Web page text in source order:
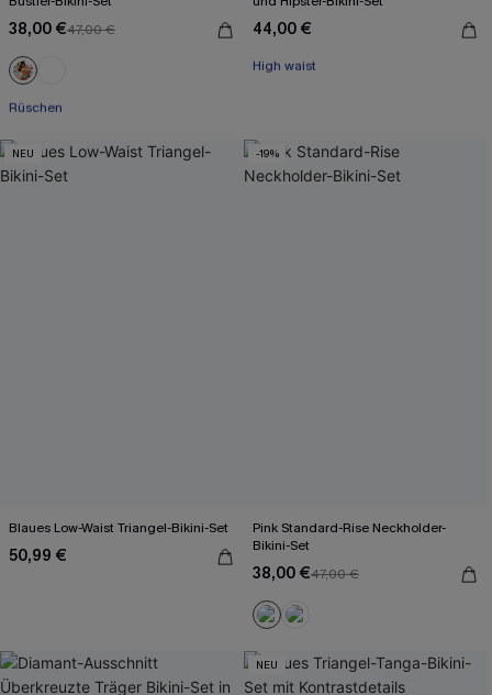
38,00 €47,00 €
Mit Gratis-Maßband
Rüschen
44,00 €
Mit Gratis-Maßband
High waist
NEU
Blaues Low-Waist Triangel-Bikini-Set
50,99 €
-19%
Pink Standard-Rise Neckholder-
Bikini-Set
38,00 €47,00 €
NEU